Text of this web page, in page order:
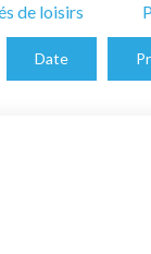
de loisirs
Date